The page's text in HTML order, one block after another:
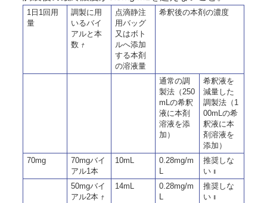
1日1回用
量
調製に用
いるバイ
アルと本
数 †
点滴静注
用バッグ
又はボト
ルへ添加
する本剤
の溶液量
希釈後の本剤の濃度
通常の調
製法（250
mLの希釈
液に本剤
溶液を添
加）
希釈液を
減量した
調製法（1
00mLの希
釈液に本
剤溶液を
添加）
70mg
70mgバイ
アル1本
10mL
0.28mg/m
L
推奨しな
い ‖
50mgバイ
アル2本 †
14mL
0.28mg/m
L
推奨しな
い ‖